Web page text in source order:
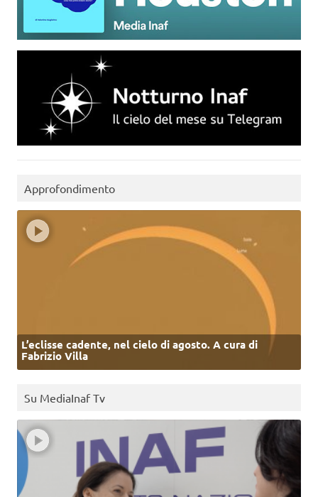
Approfondimento
L’eclisse cadente, nel cielo di agosto. A cura di
Fabrizio Villa
Su MediaInaf Tv